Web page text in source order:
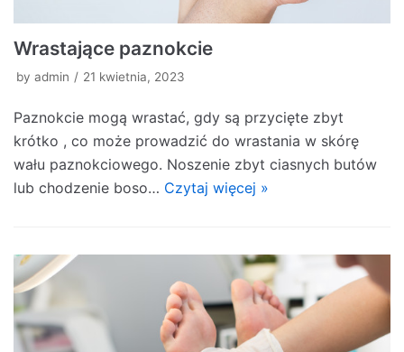
Wrastające paznokcie
by admin 21 kwietnia, 2023
Paznokcie mogą wrastać, gdy są przycięte zbyt
krótko , co może prowadzić do wrastania w skórę
wału paznokciowego. Noszenie zbyt ciasnych butów
lub chodzenie boso… Czytaj więcej »